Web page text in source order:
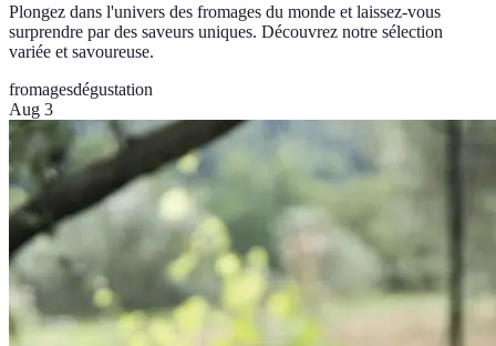
Plongez dans l'univers des fromages du monde et laissez-vous
surprendre par des saveurs uniques. Découvrez notre sélection
variée et savoureuse.
fromagesdégustation
Aug 3